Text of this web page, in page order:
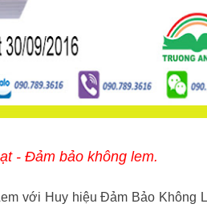
- Đảm bảo không lem.
với Huy hiệu Đảm Bảo Không